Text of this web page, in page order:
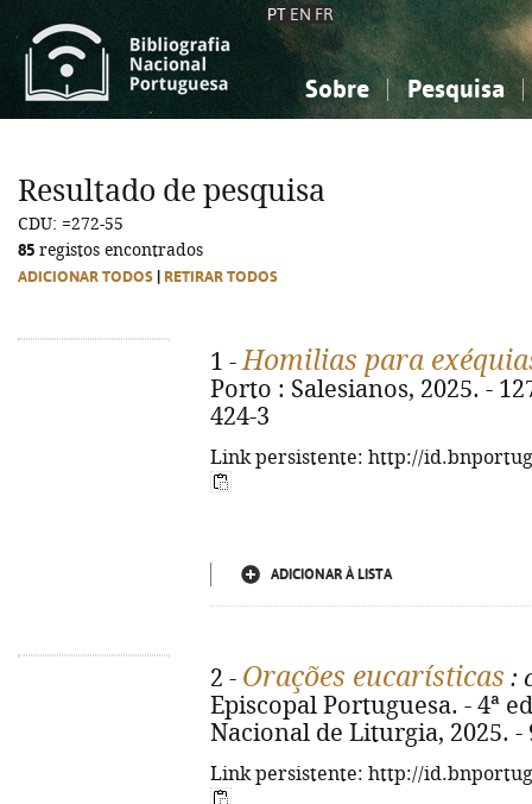
PT EN FR
Sobre Pesquisa
Ciências sociais...
Ciências sociais...
Resultado de pesquisa
CDU: =272-55
85 registos encontrados
ADICIONAR TODOS RETIRAR TODOS
1 -Homilias para
Porto : Salesianos, 2025. -
424-3
Link persistente: http://
ADICIONAR À LISTA
2 - Orações eucarísticas :
Episcopal Portuguesa. - 4ª
Nacional de Liturgia, 2025. -
Link persistente: http://